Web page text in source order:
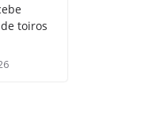
toiros